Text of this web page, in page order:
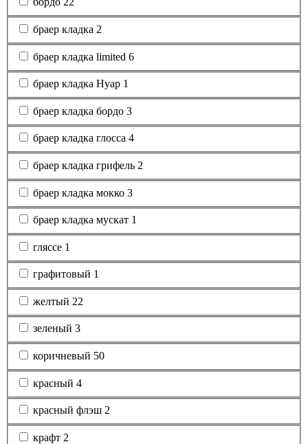
браер кладка 2
браер кладка limited 6
браер кладка Нуар 1
браер кладка бордо 3
браер кладка глосса 4
браер кладка грифель 2
браер кладка мокко 3
браер кладка мускат 1
гляссе 1
графитовый 1
желтый 22
зеленый 3
коричневый 50
красный 4
красный флэш 2
крафт 2